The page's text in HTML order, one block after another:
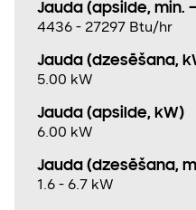
Jauda (apsilde, min.
4436 - 27297 Btu/hr
Jauda (dzesēšana,
5.00 kW
Jauda (apsilde, kW)
6.00 kW
Jauda (dzesēšana,
1.6 - 6.7 kW